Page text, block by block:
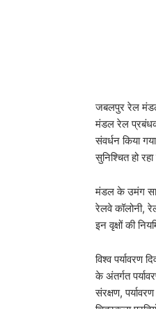
जबलपुर रेल मंडल
मंडल रेल प्रबंधक
संवर्धन किया
सुनिश्चित हो
मंडल के उमंग
रेलवे कॉलोनी,
इन वृक्षों की
विश्व
के अंतर्गत
संरक्षण,